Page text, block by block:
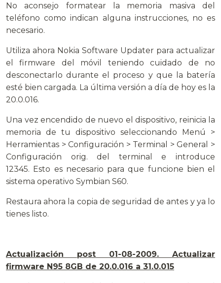
No aconsejo formatear la memoria masiva del
teléfono como indican alguna instrucciones, no es
necesario.
Utiliza ahora Nokia Software Updater para actualizar
el firmware del móvil teniendo cuidado de no
desconectarlo durante el proceso y que la batería
esté bien cargada. La última versión a día de hoy es la
20.0.016.
Una vez encendido de nuevo el dispositivo, reinicia la
memoria de tu dispositivo seleccionando Menú >
Herramientas > Configuración > Terminal > General >
Configuración orig. del terminal e introduce
12345. Esto es necesario para que funcione bien el
sistema operativo Symbian S60.
Restaura ahora la copia de seguridad de antes y ya lo
tienes listo.
Actualización post 01-08-2009. Actualizar
firmware N95 8GB de 20.0.016 a 31.0.015